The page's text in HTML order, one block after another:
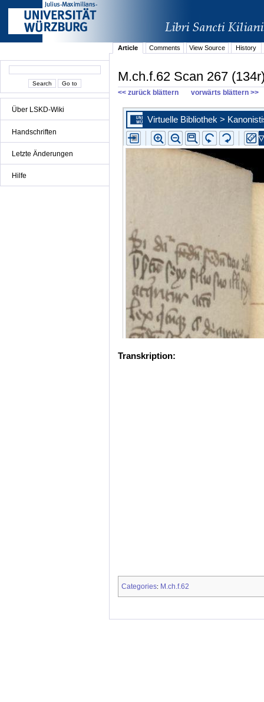
Über LSKD-Wiki
Handschriften
Letzte Änderungen
Hilfe
Article Comments View Source History
M.ch.f.62 Scan 267
<< zurück blättern vorwärts blättern >>
Transkription:
Categories: M.ch.f.62